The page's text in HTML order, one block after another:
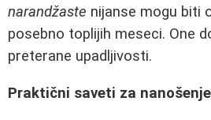
narandžaste nijanse mogu biti
posebno toplijih meseci. One
preterane upadljivosti.
Praktični saveti za